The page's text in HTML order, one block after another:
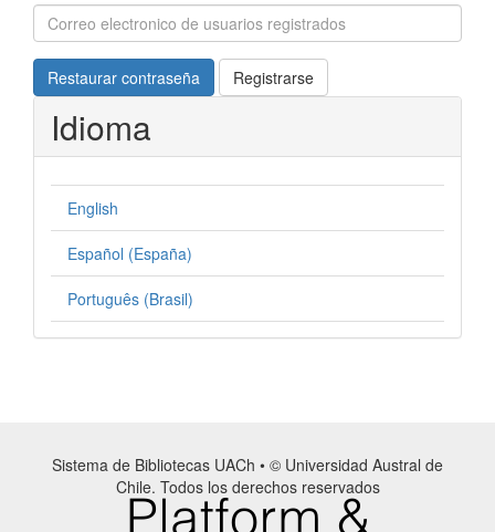
Restaurar contraseña Registrarse
Idioma
English
Español (España)
Português (Brasil)
Sistema de Bibliotecas UACh • © Universidad Austral de
Chile. Todos los derechos reservados